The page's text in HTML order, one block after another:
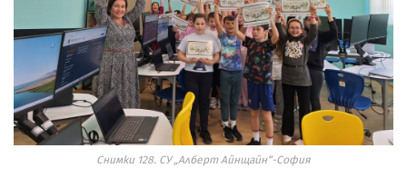
Снимки 128. СУ „Алберт Айнщайн“-София